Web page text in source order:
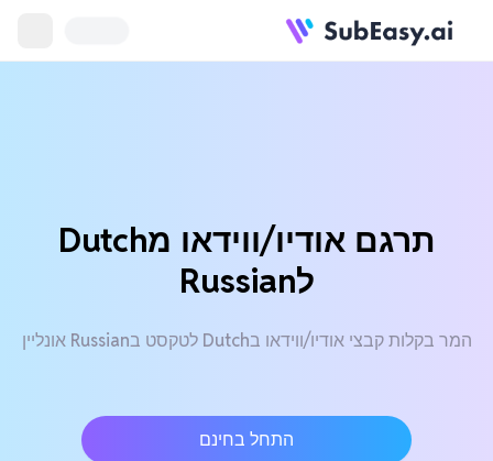
תרגם אודיו/ווידאו מDutch
לRussian
המר בקלות קבצי אודיו/ווידאו בDutch לטקסט בRussian אונליין
התחל בחינם